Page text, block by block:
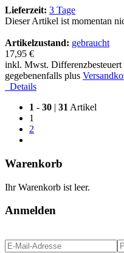
Lieferzeit: 3 Tage
Dieser Artikel ist momentan
Artikelzustand: gebraucht
17,95 €
inkl. Mwst. Differenzbesteuert
gegebenenfalls plus
Details
1 - 30 | 31 Artikel
1
2
Warenkorb
Ihr Warenkorb ist leer.
Anmelden